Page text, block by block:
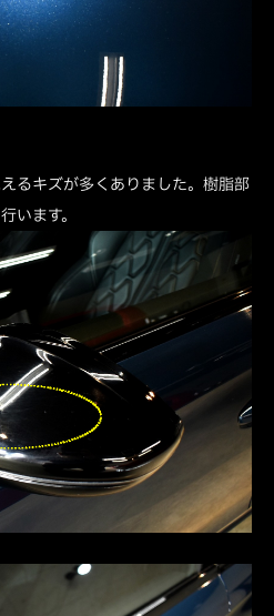
るキズが多くありました。樹脂部
います。